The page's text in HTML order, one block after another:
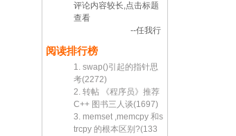
评论内容较长,点击标题
查看
--任我行
阅读排行榜
1. swap()引起的指针思
考(2272)
2. 转帖 《程序员》推荐
C++ 图书三人谈(1697)
3. memset ,memcpy 和s
trcpy 的根本区别?(133